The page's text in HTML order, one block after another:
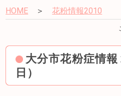
HOME ＞花粉情報2010
大分市花粉症情
日）